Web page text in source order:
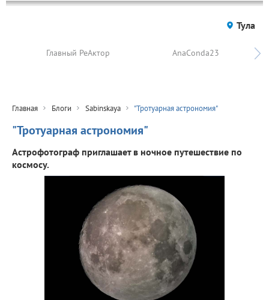
Тула
Главный РеАктор AnaConda23
Главная Блоги Sabinskaya "Тротуарная астрономия"
"Тротуарная астрономия"
Астрофотограф приглашает в ночное путешествие по
космосу.